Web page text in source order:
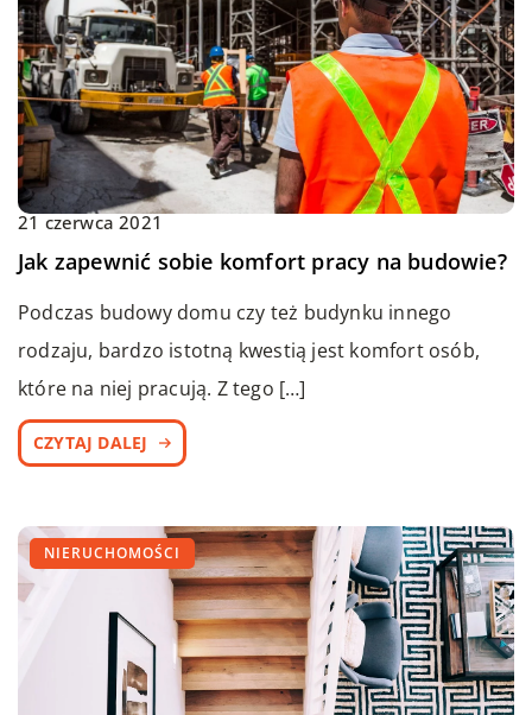
21 czerwca 2021
Jak zapewnić sobie komfort pracy na budowie?
Podczas budowy domu czy też budynku innego
rodzaju, bardzo istotną kwestią jest komfort osób,
które na niej pracują. Z tego […]
CZYTAJ DALEJ
NIERUCHOMOŚCI